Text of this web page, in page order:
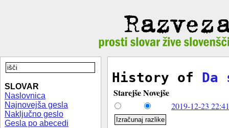
SLOVAR
Naslovnica
Najnovejša gesla
Naključno geslo
Gesla po abecedi
History of Da
StarejšeNovejše
2019-12-23